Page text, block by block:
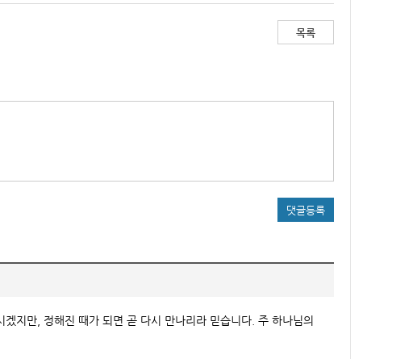
목록
댓글등록
지만, 정해진 때가 되면 곧 다시 만나리라 믿습니다. 주 하나님의